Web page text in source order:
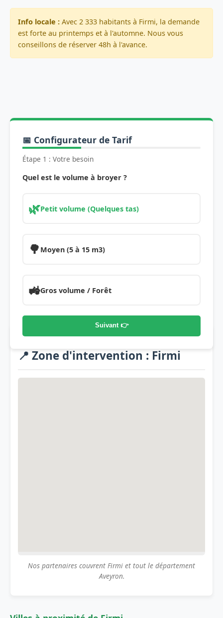
Info locale : Avec 2 333 habitants à Firmi, la demande
est forte au printemps et à l'automne. Nous vous
conseillons de réserver 48h à l'avance.
📅 Configurateur de Tarif
Étape 1 : Votre besoin
Quel est le volume à broyer ?
🌿Petit volume (Quelques tas)
🌳 Moyen (5 à 15 m3)
🚜Gros volume / Forêt
Suivant 👉
📍 Zone d'intervention : Firmi
Nos partenaires couvrent Firmi et tout le département
Aveyron.